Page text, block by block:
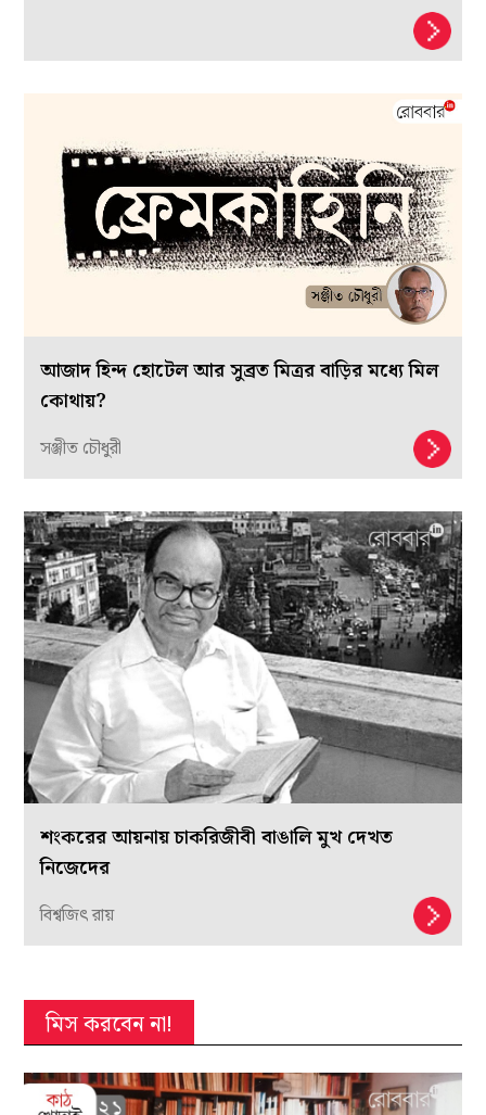
আজাদ হিন্দ হোটেল আর সুব্রত মিত্রর বাড়ির মধ্যে মিল
কোথায়?
সঞ্জীত চৌধুরী
শংকরের আয়নায় চাকরিজীবী বাঙালি মুখ দেখত
নিজেদের
বিশ্বজিৎ রায়
মিস করবেন না!